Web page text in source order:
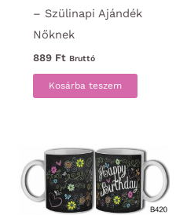
– Szülinapi Ajándék
Nőknek
889 Ft Bruttó
Kosárba teszem